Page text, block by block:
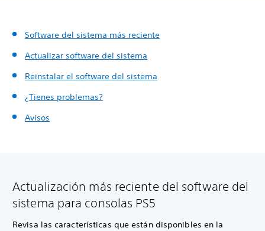
Software del sistema más reciente
Actualizar software del sistema
Reinstalar el software del sistema
¿Tienes problemas?
Avisos
Actualización más reciente del software del
sistema para consolas PS5
Revisa las características que están disponibles en la